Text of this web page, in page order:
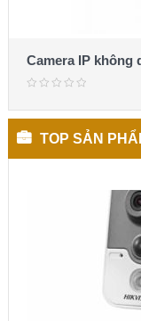
Camera IP không
TOP SẢN